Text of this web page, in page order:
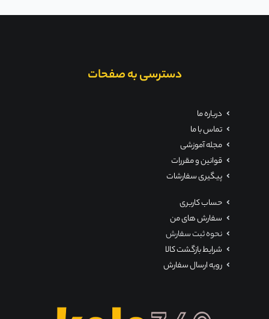
دسترسی به صفحات
درباره ما
تماس با ما
مجله آموزشی
قوانین و مقررات
پیگیری سفارشات
حساب کاربری
سفارش های من
نحوه ثبت سفارش
شرایط بازگشت کالا
رویه ارسال سفارش